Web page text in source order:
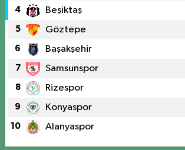
4 Beşiktaş
5 Göztepe
6 Başakşehir
7 Samsunspor
8 Rizespor
9 Konyaspor
10 Alanyaspor